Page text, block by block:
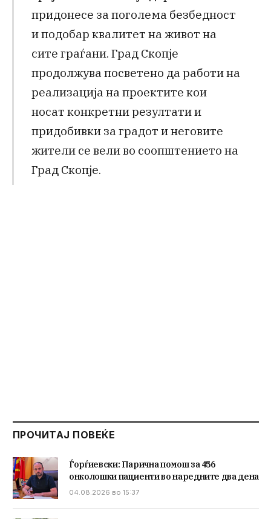
придонесе за поголема безбедност
и подобар квалитет на живот на
сите граѓани. Град Скопје
продолжува посветено да работи на
реализација на проектите кои
носат конкретни резултати и
придобивки за градот и неговите
жители се вели во соопштението на
Град Скопје.
ПРОЧИТАЈ ПОВЕЌЕ
Ѓорѓиевски: Парична помош за 456
онколошки пациенти во наредните два дена
04.08.2026 во 15:37